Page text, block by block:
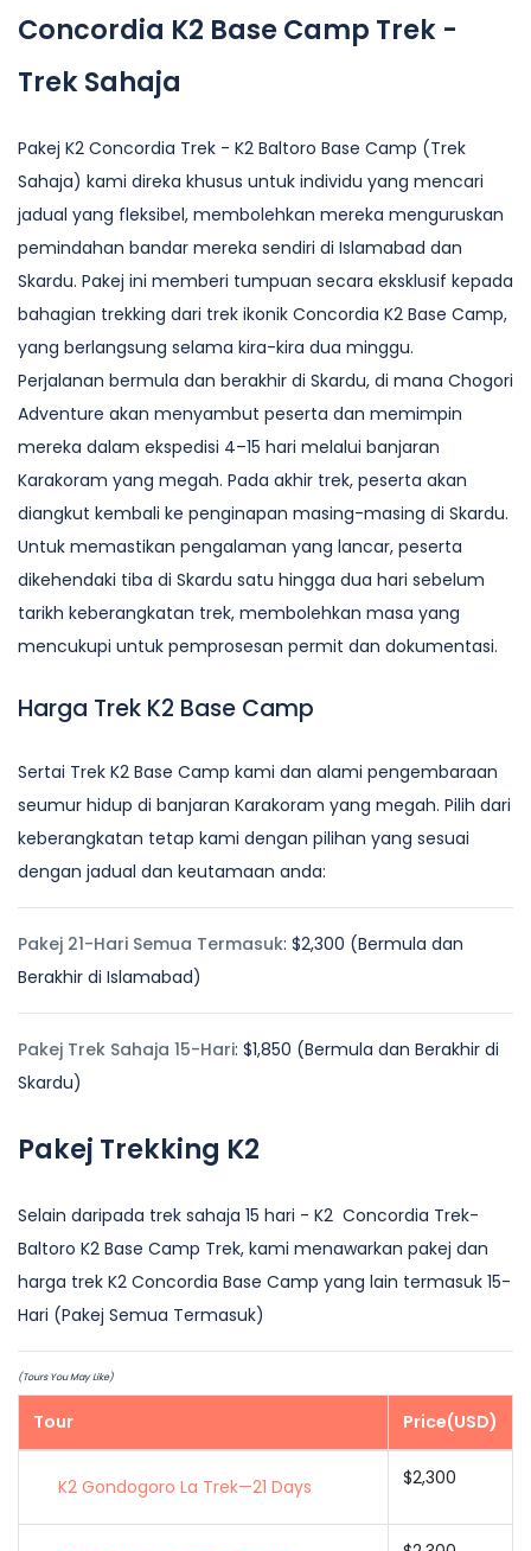
Concordia K2 Base Camp Trek -
Trek Sahaja
Pakej K2 Concordia Trek - K2 Baltoro Base Camp (Trek
Sahaja) kami direka khusus untuk individu yang mencari
jadual yang fleksibel, membolehkan mereka menguruskan
pemindahan bandar mereka sendiri di Islamabad dan
Skardu. Pakej ini memberi tumpuan secara eksklusif kepada
bahagian trekking dari trek ikonik Concordia K2 Base Camp,
yang berlangsung selama kira-kira dua minggu.
Perjalanan bermula dan berakhir di Skardu, di mana Chogori
Adventure akan menyambut peserta dan memimpin
mereka dalam ekspedisi 4–15 hari melalui banjaran
Karakoram yang megah. Pada akhir trek, peserta akan
diangkut kembali ke penginapan masing-masing di Skardu.
Untuk memastikan pengalaman yang lancar, peserta
dikehendaki tiba di Skardu satu hingga dua hari sebelum
tarikh keberangkatan trek, membolehkan masa yang
mencukupi untuk pemprosesan permit dan dokumentasi.
Harga Trek K2 Base Camp
Sertai Trek K2 Base Camp kami dan alami pengembaraan
seumur hidup di banjaran Karakoram yang megah. Pilih dari
keberangkatan tetap kami dengan pilihan yang sesuai
dengan jadual dan keutamaan anda:
Pakej 21-Hari Semua Termasuk: $2,300 (Bermula dan
Berakhir di Islamabad)
Pakej Trek Sahaja 15-Hari: $1,850 (Bermula dan Berakhir di
Skardu)
Pakej Trekking K2
Selain daripada trek sahaja 15 hari - K2 Concordia Trek-
Baltoro K2 Base Camp Trek, kami menawarkan pakej dan
harga trek K2 Concordia Base Camp yang lain termasuk 15-
Hari (Pakej Semua Termasuk)
(Tours You May Like)
Tour Price(USD)
K2 Gondogoro La Trek—21 Days $2,300